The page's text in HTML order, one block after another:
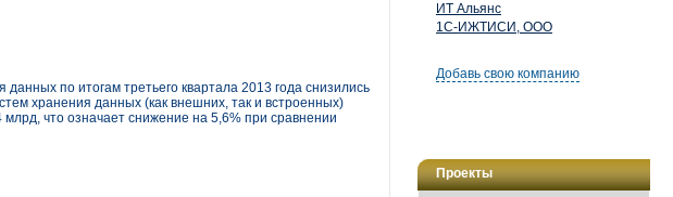
ИТ Альянс
1С-ИЖТИСИ, ООО
Добавь свою компанию
Проекты
по итогам третьего квартала 2013 года снизились
хранения данных (как внешних, так и встроенных)
что означает снижение на 5,6% при сравнении